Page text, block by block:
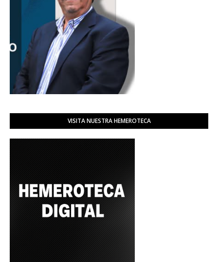
VISITA NUESTRA HEMEROTECA